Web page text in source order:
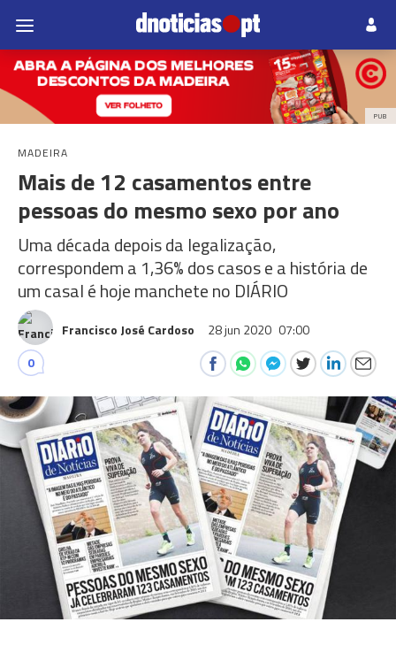
PUB
MADEIRA
Mais de 12 casamentos entre
pessoas do mesmo sexo por ano
Uma década depois da legalização,
correspondem a 1,36% dos casos e a história de
um casal é hoje manchete no DIÁRIO
Francisco José Cardoso 28 jun 2020 07:00
0